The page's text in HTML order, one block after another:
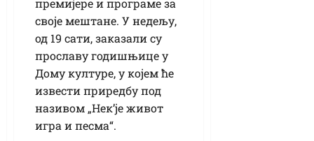
премијере и програме за
своје мештане. У недељу,
од 19 сати, заказали су
прославу годишњице у
Дому културе, у којем ће
извести приредбу под
називом „Нек’је живот
игра и песма“.